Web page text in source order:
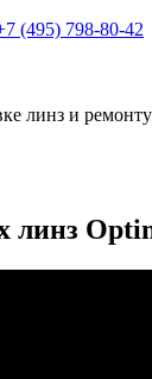
(495) 798-80-42
линз и ремонту
линз